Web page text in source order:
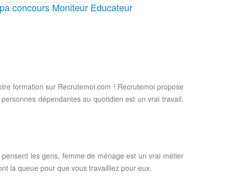
concours Moniteur Educateur
formation sur Recrutemoi.com ! Recrutemoi propose
dépendantes au quotidien est un vrai travail,
les gens, femme de ménage est un vrai métier
la queue pour que vous travailliez pour eux.